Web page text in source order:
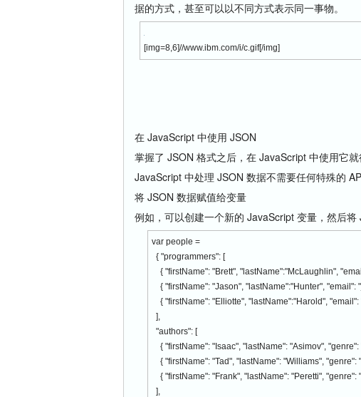
据的方式，甚至可以以不同方式表示同一事物。
[img=8,6]//www.ibm.com/i/c.gif[/img]
在 JavaScript 中使用 JSON
掌握了 JSON 格式之后，在 JavaScript 中使用它
JavaScript 中处理 JSON 数据不需要任何特殊的
将 JSON 数据赋值给变量
例如，可以创建一个新的 JavaScript 变量，然后将
var people =
{ "programmers": [
{ "firstName": "Brett", "lastName":"McLaughlin",
{ "firstName": "Jason", "lastName":"Hunter", "email":
{ "firstName": "Elliotte", "lastName":"Harold",
],
"authors": [
{ "firstName": "Isaac", "lastName": "Asimov", "genre":
{ "firstName": "Tad", "lastName": "Williams", "genre":
{ "firstName": "Frank", "lastName": "Peretti", "genre":
],